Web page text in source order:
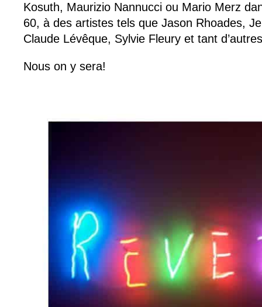
Kosuth, Maurizio Nannucci ou Mario Merz
60, à des artistes tels que Jason Rhoades,
Claude Lévêque, Sylvie Fleury et tant
Nous on y sera!